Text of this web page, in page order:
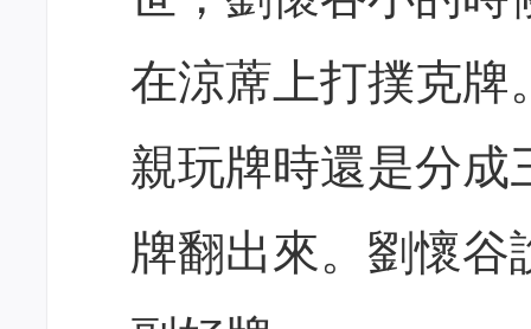
在涼蓆上打撲克牌
親玩牌時還是分成
牌翻出來。劉懷谷